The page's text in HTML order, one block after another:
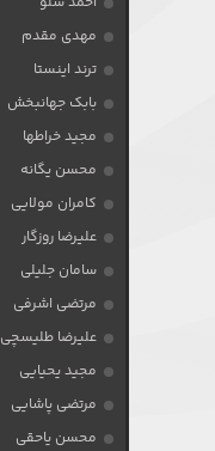
مهدی مقدم
ترند اینستا
بابک جهانبخش
مجید خراطها
محسن یگانه
کامران مولایی
علیرضا روزگار
سامان جلیلی
مرتضی اشرفی
علیرضا طلیسچی
مجید یحیایی
مرتضی پاشایی
محسن یاحقی